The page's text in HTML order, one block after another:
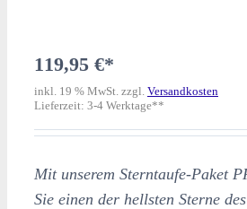
119,95 €
inkl. 19 % MwSt. zzgl. Versandkosten
Lieferzeit: 3-4 Werktage**
Mit unserem Sterntaufe-Paket
Sie einen der hellsten Sterne